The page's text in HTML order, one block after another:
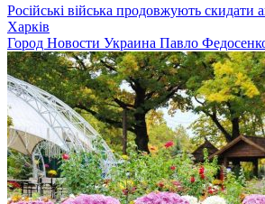
Російські війська продовжують скидати
Харків
Город Новости Украина Павло